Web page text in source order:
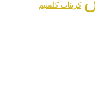
کربنات کلسیم